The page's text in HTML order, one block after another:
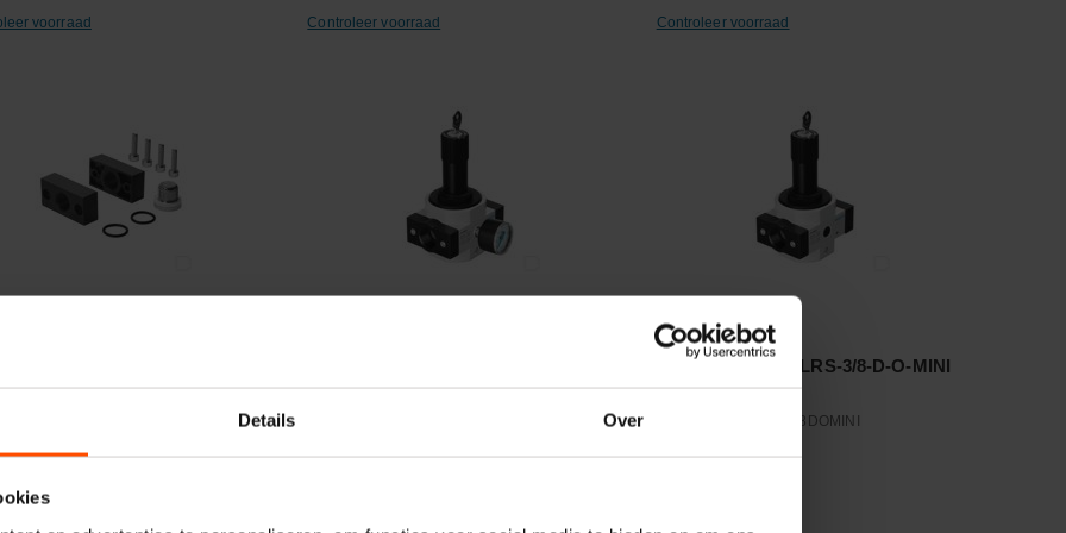
Details Over
voorraad Controleer voorraad Controleer voorraad
Vergelijken
Drukregelventiel LRS-3/8-D-O-MINI
LRS38DOMINI